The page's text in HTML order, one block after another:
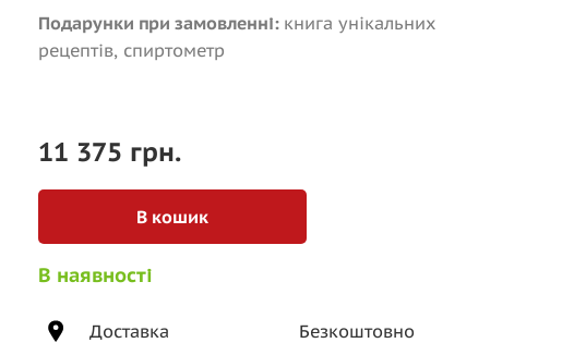
Подарунки при замовленні: книга унікальних
рецептів, спиртометр
11 375 грн.
В кошик
В наявності
Доставка
Безкоштовно